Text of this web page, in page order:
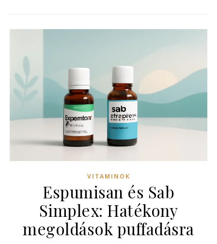
VITAMINOK
Espumisan és Sab
Simplex: Hatékony
megoldások puffadásra